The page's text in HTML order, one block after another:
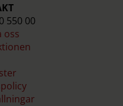
550 00
oss